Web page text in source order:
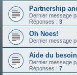
Partnership
Dernier message
Réponses : 3
Oh Noes!
Dernier message
Aide du
Dernier message
Réponses : 7